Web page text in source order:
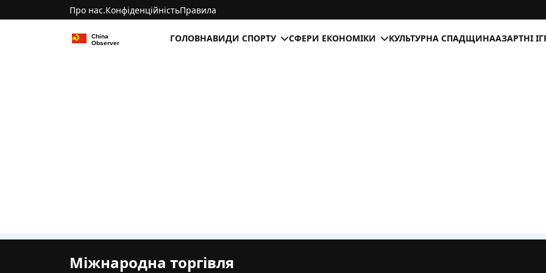
Про нас.КонфіденційністьПравила
ГОЛОВНАВИДИ СПОРТУ СФЕРИ ЕКОНОМІКИ КУЛЬТУРНА СПАДЩИНААЗАРТНІ
Міжнародна торгівля